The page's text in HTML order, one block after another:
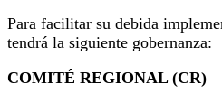
Para facilitar su debida
tendrá la siguiente gobernanza:
COMITÉ REGIONAL (CR)